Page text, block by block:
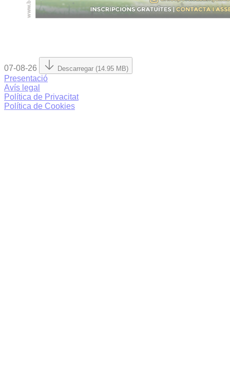
07-08-26 Descarregar (14.95 MB)
Presentació
Avís legal
Política de Privacitat
Política de Cookies